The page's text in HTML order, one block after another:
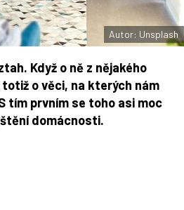
Autor: Unsplash
Když o ně z nějakého
o věci, na kterých nám
tím prvním se toho asi moc
domácnosti.